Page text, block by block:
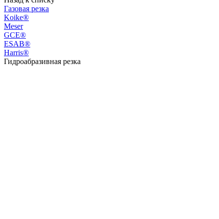
Газовая резка
Koike®
Meser
GCE®
ESAB®
Harris®
Гидроабразивная резка